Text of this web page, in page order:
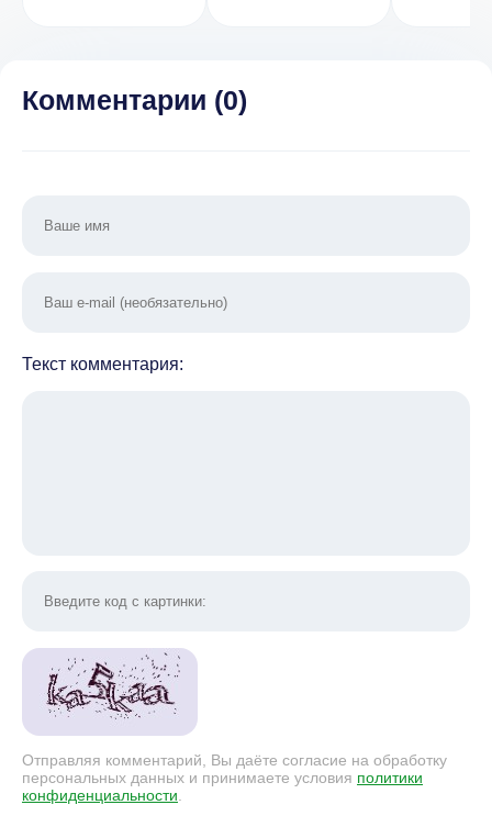
Комментарии (0)
Текст комментария:
Отправляя комментарий, Вы даёте согласие на обработку
персональных данных и принимаете условия политики
конфиденциальности.